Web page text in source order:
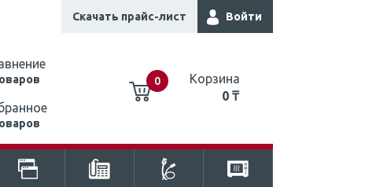
Скачать прайс-лист Войти
0
Корзина
0 ₸
0 ₸